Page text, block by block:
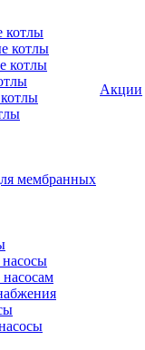
котлы
котлы
котлы
мембранных
Акции